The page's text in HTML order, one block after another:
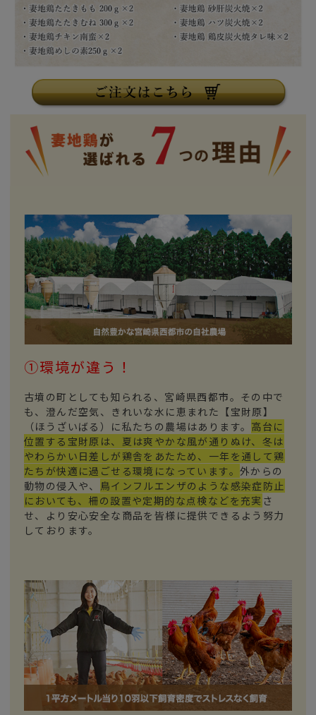
①環境が違う！
古墳の町としても知られる、宮崎県西都市。その中で
も、澄んだ空気、きれいな水に恵まれた【宝財原】
（ほうざいばる）に私たちの農場はあります。 高台に
位置する宝財原は、夏は爽やかな風が通りぬけ、冬は
やわらかい日差しが鶏舎をあたため、一年を通して鶏
たちが快適に過ごせる環境になっています。 外からの
動物の侵入や、 鳥インフルエンザのような感染症防止
においても、柵の設置や定期的な点検などを充実 さ
せ、より安心安全な商品を皆様に提供できるよう努力
しております。